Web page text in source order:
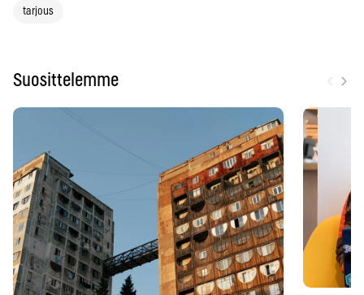
tarjous
Suosittelemme ›